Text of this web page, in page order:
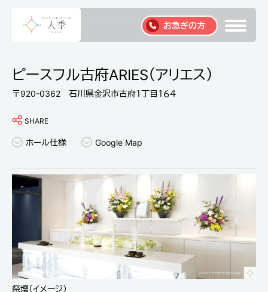
お急ぎの方
ピースフル古府ARIES（アリエス）
〒920-0362 石川県金沢市古府１丁目１６４
SHARE
ホール仕様 Google Map
祭壇（イメージ）